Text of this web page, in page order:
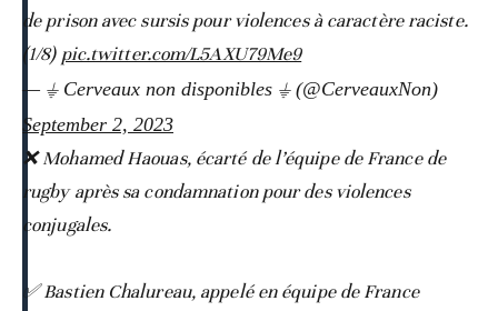
de prison avec sursis pour violences à caractère raciste.
(1/8) pic.twitter.com/L5AXU79Me9
— ⏚ Cerveaux non disponibles ⏚ (@CerveauxNon)
September 2, 2023
❌ Mohamed Haouas, écarté de l’équipe de France de
rugby après sa condamnation pour des violences
conjugales.
✅ Bastien Chalureau, appelé en équipe de France